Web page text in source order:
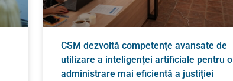
CSM dezvoltă competențe avansate de
utilizare a inteligenței artificiale pentru o
administrare mai eficientă a justiției